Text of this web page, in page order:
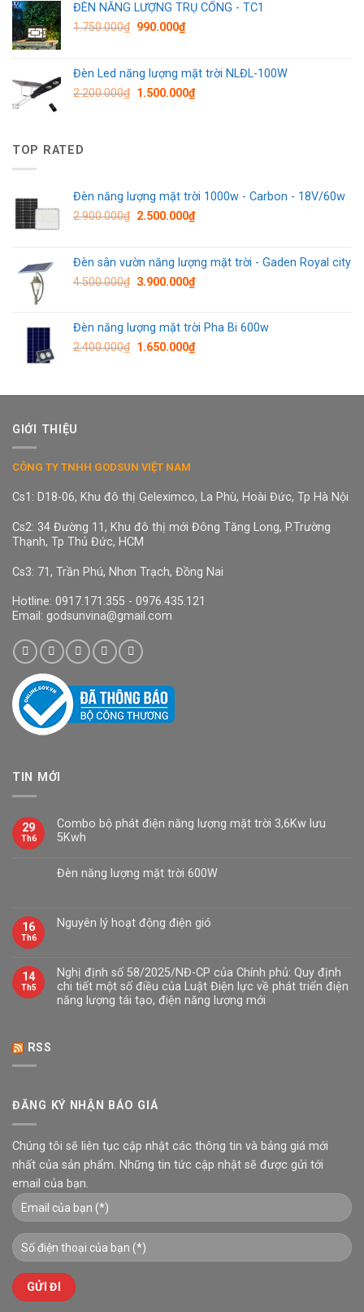
ĐÈN NĂNG LƯỢNG TRỤ CỔNG - TC1
1.750.000₫ 990.000₫
Đèn Led năng lượng mặt trời NLĐL-100W
2.200.000₫ 1.500.000₫
TOP RATED
Đèn năng lượng mặt trời 1000w - Carbon - 18V/60w
2.900.000₫ 2.500.000₫
Đèn sân vườn năng lượng mặt trời - Gaden Royal city
4.500.000₫ 3.900.000₫
Đèn năng lượng mặt trời Pha Bi 600w
2.400.000₫ 1.650.000₫
GIỚI THIỆU
CÔNG TY TNHH GODSUN VIỆT NAM
Cs1: D18-06, Khu đô thị Geleximco, La Phù, Hoài Đức, Tp Hà Nội
Cs2: 34 Đường 11, Khu đô thị mới Đông Tăng Long, P.Trường
Thạnh, Tp Thủ Đức, HCM
Cs3: 71, Trần Phú, Nhơn Trạch, Đồng Nai
Hotline: 0917.171.355 - 0976.435.121
Email: godsunvina@gmail.com
TIN MỚI
29
Th6
Combo bộ phát điện năng lượng mặt trời 3,6Kw lưu
5Kwh
Đèn năng lượng mặt trời 600W
16
Th6
Nguyên lý hoạt động điện gió
14
Th5
Nghị định số 58/2025/NĐ-CP của Chính phủ: Quy định
chi tiết một số điều của Luật Điện lực về phát triển điện
năng lượng tái tạo, điện năng lượng mới
RSS
ĐĂNG KÝ NHẬN BÁO GIÁ
Chúng tôi sẽ liên tục cập nhật các thông tin và bảng giá mới
nhất của sản phẩm. Những tin tức cập nhật sẽ được gửi tới
email của bạn.